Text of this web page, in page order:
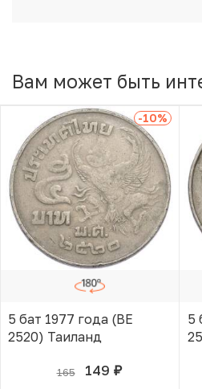
Вам может быть
-10%
5 бат 1977 года (BE
2520) Таиланд
165 149 руб.
В КОРЗИНЕ
5